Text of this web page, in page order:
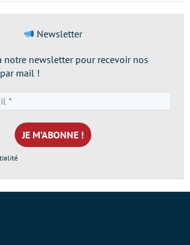
Newsletter
notre newsletter pour recevoir nos
mail !
e-
mail
*